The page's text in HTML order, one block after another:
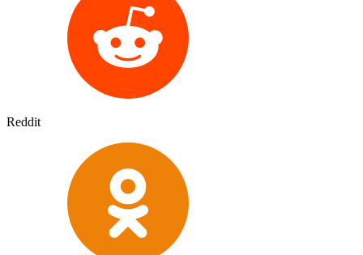
Reddit